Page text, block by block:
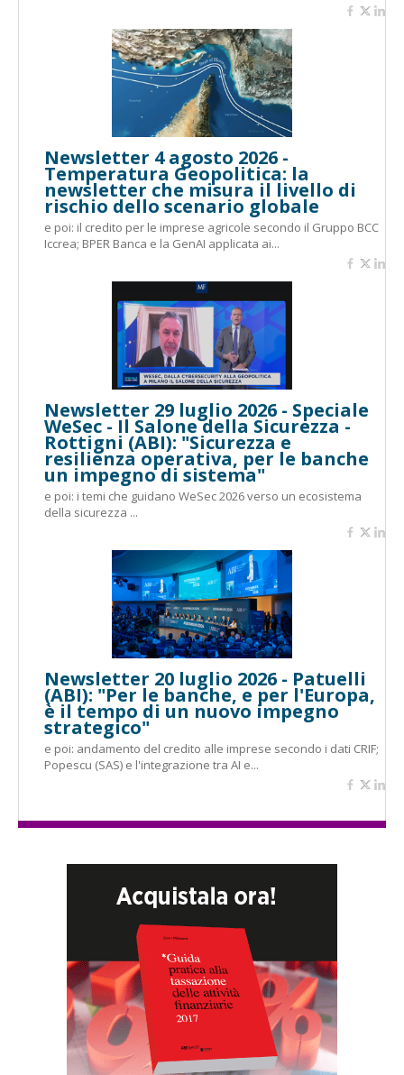
Newsletter 4 agosto 2026 -
Temperatura Geopolitica: la
newsletter che misura il livello di
rischio dello scenario globale
e poi: il credito per le imprese agricole secondo il Gruppo BCC
Iccrea; BPER Banca e la GenAI applicata ai...
Newsletter 29 luglio 2026 - Speciale
WeSec - Il Salone della Sicurezza -
Rottigni (ABI): "Sicurezza e
resilienza operativa, per le banche
un impegno di sistema"
e poi: i temi che guidano WeSec 2026 verso un ecosistema
della sicurezza ...
Newsletter 20 luglio 2026 - Patuelli
(ABI): "Per le banche, e per l'Europa,
è il tempo di un nuovo impegno
strategico"
e poi: andamento del credito alle imprese secondo i dati CRIF;
Popescu (SAS) e l'integrazione tra AI e...